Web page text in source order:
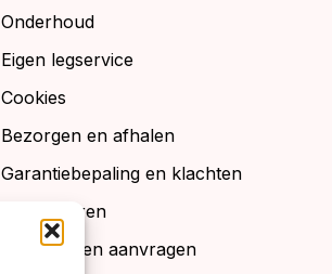
Onderhoud
Eigen legservice
Cookies
Bezorgen en afhalen
Garantiebepaling en klachten
Retourneren
Gratis stalen aanvragen